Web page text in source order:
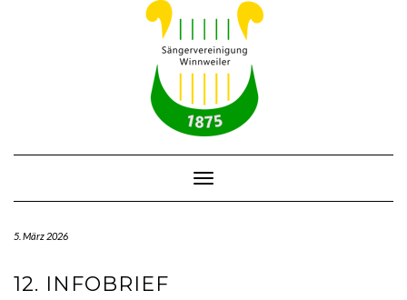
Toggle Navigation
5. März 2026
12. INFOBRIEF